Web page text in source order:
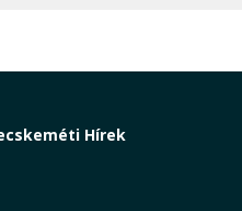
Hírek